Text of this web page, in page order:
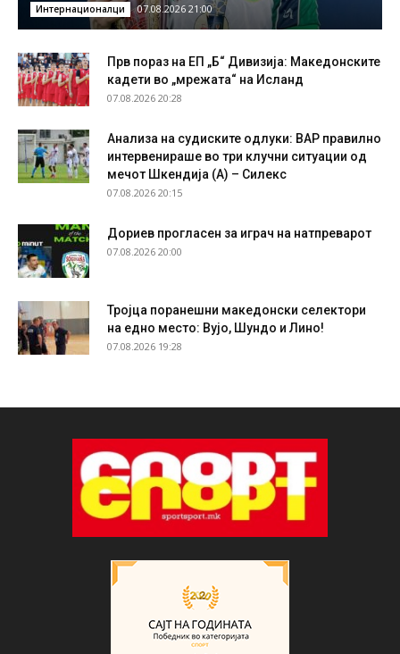
Интернационалци 07.08.2026 21:00
Прв пораз на ЕП „Б“ Дивизија: Македонските
кадети во „мрежата“ на Исланд
07.08.2026 20:28
Анализа на судиските одлуки: ВАР правилно
интервенираше во три клучни ситуации од
мечот Шкендија (А) – Силекс
07.08.2026 20:15
Дориев прогласен за играч на натпреварот
07.08.2026 20:00
Тројца поранешни македонски селектори
на едно место: Вујо, Шундо и Лино!
07.08.2026 19:28